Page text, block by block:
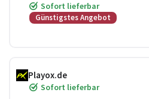
Sofort lieferbar
Günstigstes Angebot
Playox.de
Sofort lieferbar